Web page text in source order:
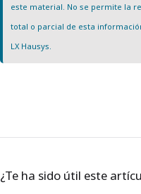
este material. No se permite la
total o parcial de esta
LX Hausys.
¿Te ha sido útil este